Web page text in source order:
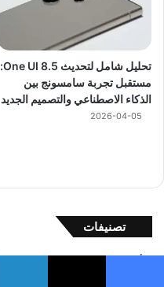
تحليل شامل لتحديث One UI 8.5:
مستقبل تجربة سامسونج بين
الذكاء الاصطناعي والتصميم الجديد
2026-04-05
تصنيفات